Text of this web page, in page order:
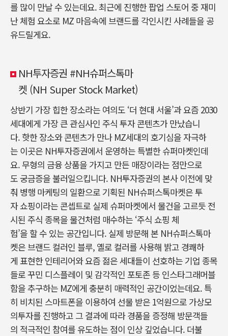
를 많이 만날 수 있는데요. 최근에 진행한 팝업 스토어 중 재미
난 체험 요소로 MZ 마음속에 브랜드를 각인시킨 사례들을 공
유드릴게요.
NH투자증권 #NH슈퍼스톡마
켓 (NH Super Stock Market)
상반기 가장 힙한 장소라는 여의도 ‘더 현대 서울’과 요즘 2030
세대에게 가장 큰 관심사인 주식 투자 콘텐츠가 만났습니
다. 핫한 장소와 콘텐츠가 만나 MZ세대의 호기심을 자극하
는 이곳은 NH투자증권에서 운영하는 특별한 슈퍼마켓인데
요. 무형의 금융 상품을 가지고 만든 매장이라는 점만으로
도 궁금증을 불러일으킵니다. NH투자증권의 본사 이전에 맞
춰 병행 마케팅의 일환으로 기획된 NH슈퍼스톡마켓은 투
자 쇼핑이라는 콘셉트로 실제 슈퍼마켓에서 물건을 고르듯 전
시된 주식 종목을 물건처럼 매수하는 ‘주식 쇼핑 체
험’을 할 수 있는 공간입니다. 실제 방문해 본 NH슈퍼스톡마
켓은 브랜드 컬러인 블루, 옐로 컬러를 사용해 밝고 경쾌하
게 표현한 인테리어와 요즘 젊은 세대들이 선호하는 기업 종목
들로 꾸민 디스플레이 및 감각적인 포토존 등 인스타그래머블
함을 추구하는 MZ에게 충분히 매력적인 공간이었는데요. 특
히 비치된 스마트폰을 이용하여 선물 받은 1억원으로 가상모
의투자를 진행하고 그 결과에 따라 경품을 증정해 방문객들
의 적극적인 참여를 유도하는 점이 인상 깊었습니다. 더불